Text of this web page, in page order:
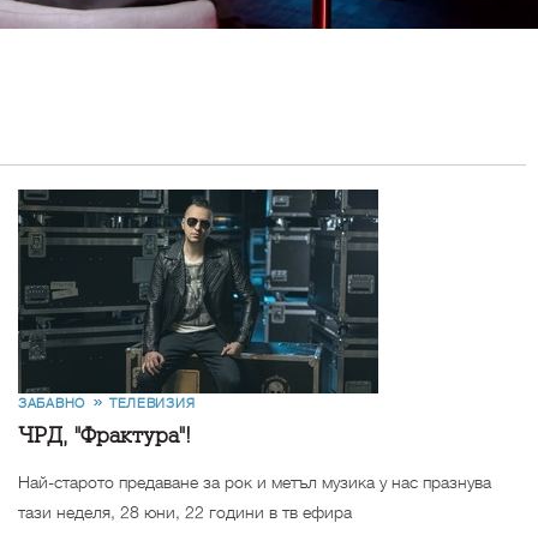
ЗАБАВНО ТЕЛЕВИЗИЯ
ЧРД, "Фрактура"!
Най-старото предаване за рок и метъл музика у нас празнува
тази неделя, 28 юни, 22 години в тв ефира